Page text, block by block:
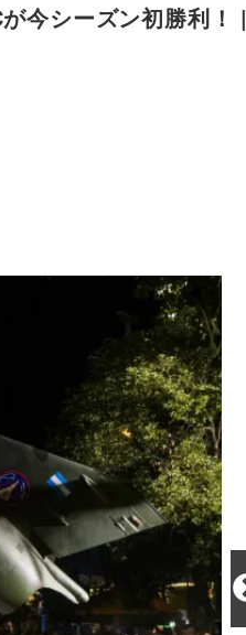
今シーズン初勝利！ |